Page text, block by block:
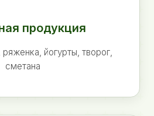
продукция
йогурты, творог,
сметана